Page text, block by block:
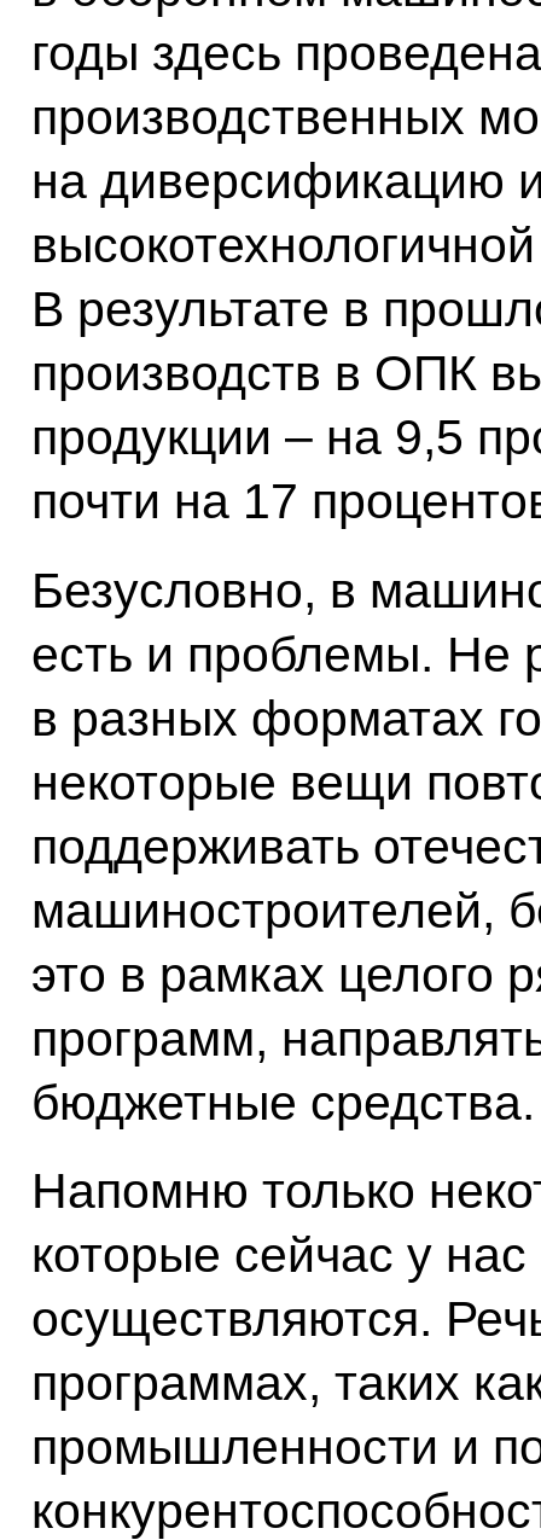
годы здесь
производственных
на диверсификацию
В результате в
производств в ОПК
продукции – на 9,5
почти на 17
Безусловно, в
есть и проблемы. Не
в разных форматах
некоторые вещи
поддерживать
машиностроителей,
это в рамках целого
программ,
бюджетные средства.
Напомню только
которые сейчас у
осуществляются.
программах, таких
промышленности и